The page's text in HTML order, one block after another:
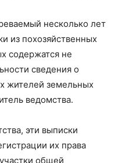
несколько лет
из похозяйственных
содержатся не
сведения о
жителей земельных
ведомства.
эти выписки
их права
общей